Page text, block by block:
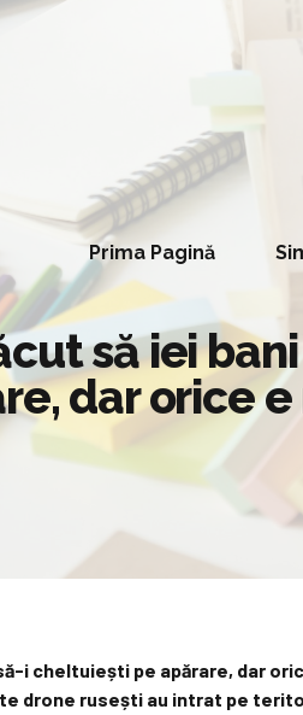
Prima Pagină
să iei
dar orice
i cheltuiești pe apărare, dar
drone rusești au intrat pe